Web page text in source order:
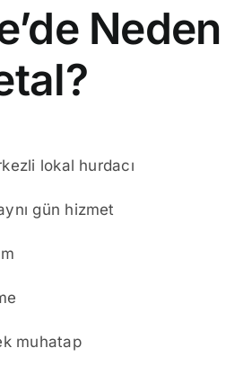
Neden
lokal hurdacı
gün hizmet
muhatap